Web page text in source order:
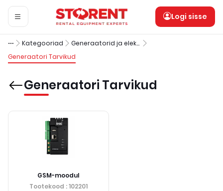
Logi sisse
Kategooriad
Generaatorid ja elektriseadeldised
Generaatori Tarvikud
Generaatori Tarvikud
GSM-moodul
Tootekood : 102201